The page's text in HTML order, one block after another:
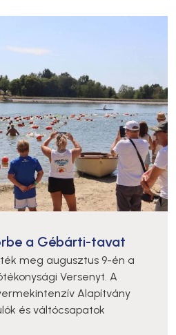
a Gébárti-tavat
meg augusztus 9-én a
Versenyt. A
Alapítvány
és váltócsapatok